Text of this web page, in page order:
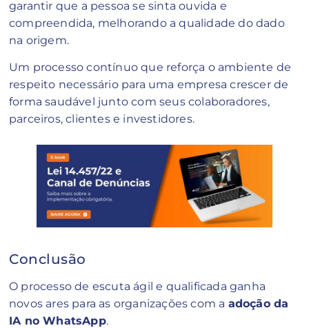
garantir que a pessoa se sinta ouvida e
compreendida, melhorando a qualidade do dado
na origem.
Um processo contínuo que reforça o ambiente de
respeito necessário para uma empresa crescer de
forma saudável junto com seus colaboradores,
parceiros, clientes e investidores.
Conclusão
O processo de escuta ágil e qualificada ganha
novos ares para as organizações com a adoção da
IA no WhatsApp.